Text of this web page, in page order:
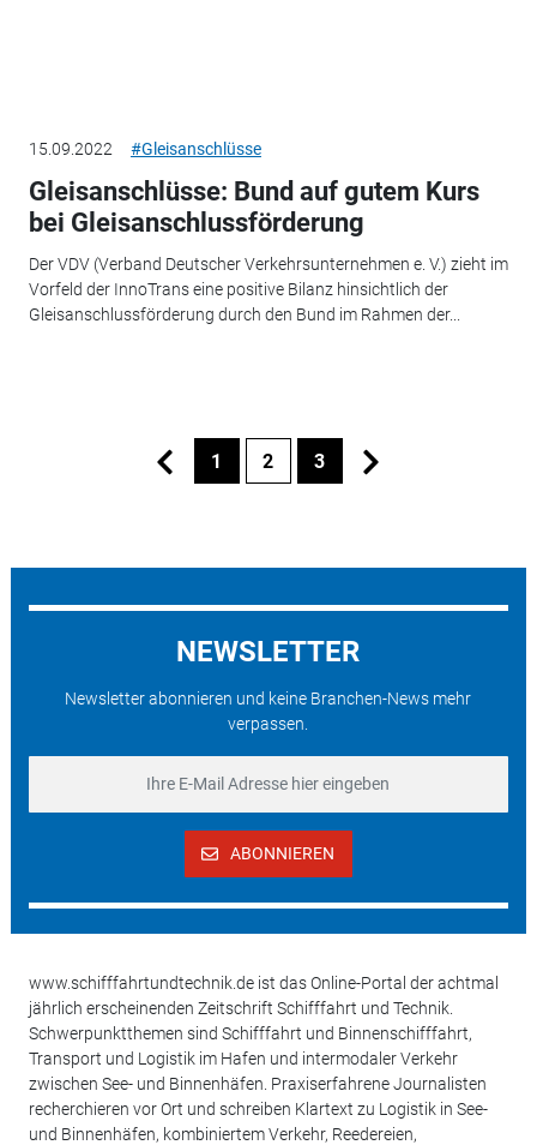
15.09.2022 #Gleisanschlüsse
Gleisanschlüsse: Bund auf gutem Kurs
bei Gleisanschlussförderung
Der VDV (Verband Deutscher Verkehrsunternehmen e. V.) zieht im
Vorfeld der InnoTrans eine positive Bilanz hinsichtlich der
Gleisanschlussförderung durch den Bund im Rahmen der...
1 2 3
NEWSLETTER
Newsletter abonnieren und keine Branchen-News mehr
verpassen.
ABONNIEREN
www.schifffahrtundtechnik.de ist das Online-Portal der achtmal
jährlich erscheinenden Zeitschrift Schifffahrt und Technik.
Schwerpunktthemen sind Schifffahrt und Binnenschifffahrt,
Transport und Logistik im Hafen und intermodaler Verkehr
zwischen See- und Binnenhäfen. Praxiserfahrene Journalisten
recherchieren vor Ort und schreiben Klartext zu Logistik in See-
und Binnenhäfen, kombiniertem Verkehr, Reedereien,